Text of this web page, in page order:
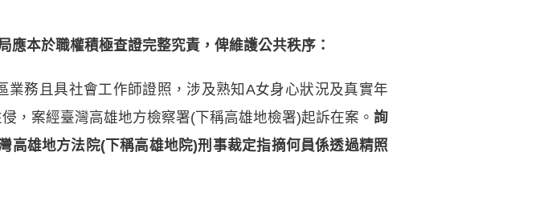
本於職權積極查證完整究責，俾維護公共秩序：
且具社會工作師證照，涉及熟知A女身心狀況及真實年
，案經臺灣高雄地方檢察署(下稱高雄地檢署)起訴在案。 詢
雄地方法院(下稱高雄地院)刑事裁定指摘何員係透過精照